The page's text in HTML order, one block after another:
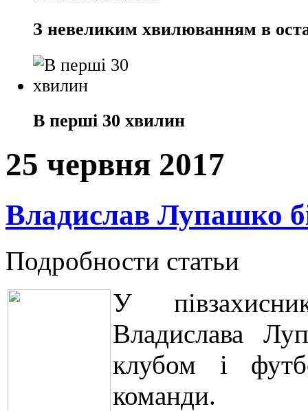
З невеликим хвилюванням в
В перші 30 хвилин
25 червня 2017
Владислав Лупашко
Подробности статьи
У
Владислава
клубом і
команди.